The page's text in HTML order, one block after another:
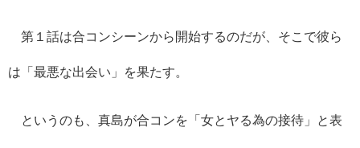
第１話は合コンシーンから開始するのだが、そこで彼ら
は「最悪な出会い」を果たす。
というのも、真島が合コンを「女とヤる為の接待」と表